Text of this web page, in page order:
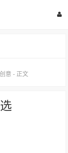
意 - 正文